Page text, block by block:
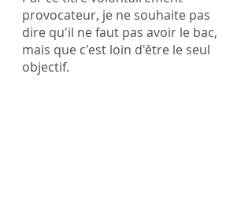
provocateur, je ne souhaite pas
dire qu'il ne faut pas avoir le bac,
mais que c'est loin d'être le seul
objectif.